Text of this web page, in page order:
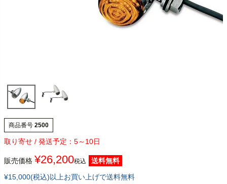
商品番号 2500
5～10日
販売価格 ¥26,200税込
送料無料
¥15,000(税込)以上お買い上げで送料無料